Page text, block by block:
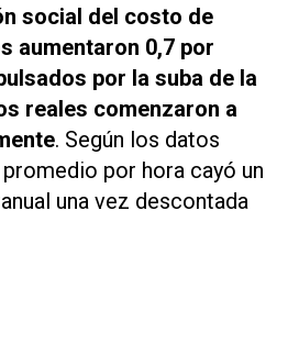
social del costo de
aumentaron 0,7 por
por la suba de la
reales comenzaron a
. Según los datos
por hora cayó un
una vez descontada